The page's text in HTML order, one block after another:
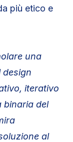
più etico e
una
design
iterativo
binaria del
al